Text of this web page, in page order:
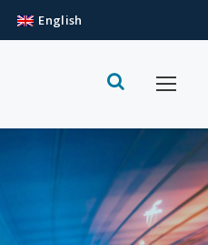
English